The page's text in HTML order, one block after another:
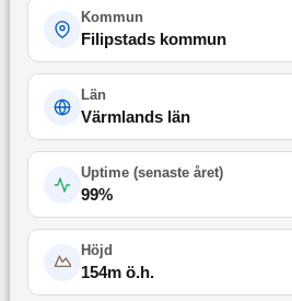
Kommun
Filipstads kommun
Län
Värmlands län
Uptime (senaste året)
99%
Höjd
154m ö.h.